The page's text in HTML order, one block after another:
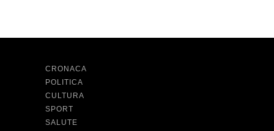
CRONACA
POLITICA
CULTURA
SPORT
SALUTE